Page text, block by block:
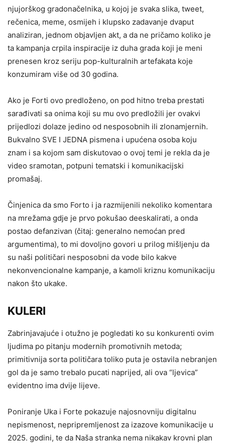
njujorškog gradonačelnika, u kojoj je svaka slika, tweet,
rečenica, meme, osmijeh i klupsko zadavanje dvaput
analiziran, jednom objavljen akt, a da ne pričamo koliko je
ta kampanja crpila inspiracije iz duha grada koji je meni
prenesen kroz seriju pop-kulturalnih artefakata koje
konzumiram više od 30 godina.
Ako je Forti ovo predloženo, on pod hitno treba prestati
sarađivati sa onima koji su mu ovo predložili jer ovakvi
prijedlozi dolaze jedino od nesposobnih ili zlonamjernih.
Bukvalno SVE I JEDNA pismena i upućena osoba koju
znam i sa kojom sam diskutovao o ovoj temi je rekla da je
video sramotan, potpuni tematski i komunikacijski
promašaj.
Činjenica da smo Forto i ja razmijenili nekoliko komentara
na mrežama gdje je prvo pokušao deeskalirati, a onda
postao defanzivan (čitaj: generalno nemoćan pred
argumentima), to mi dovoljno govori u prilog mišljenju da
su naši političari nesposobni da vode bilo kakve
nekonvencionalne kampanje, a kamoli kriznu komunikaciju
nakon što ukake.
KULERI
Zabrinjavajuće i otužno je pogledati ko su konkurenti ovim
ljudima po pitanju modernih promotivnih metoda;
primitivnija sorta političara toliko puta je ostavila nebranjen
gol da je samo trebalo pucati naprijed, ali ova “ljevica”
evidentno ima dvije lijeve.
Poniranje Uka i Forte pokazuje najosnovniju digitalnu
nepismenost, nepripremljenost za izazove komunikacije u
2025. godini, te da Naša stranka nema nikakav krovni plan